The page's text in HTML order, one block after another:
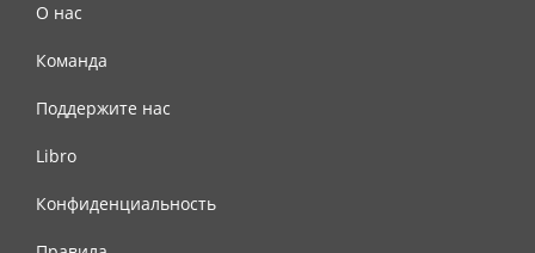
О нас
Команда
Поддержите нас
Libro
Конфиденциальность